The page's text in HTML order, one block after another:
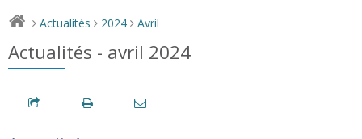
> Actualités > 2024 > Avril
Actualités - avril 2024